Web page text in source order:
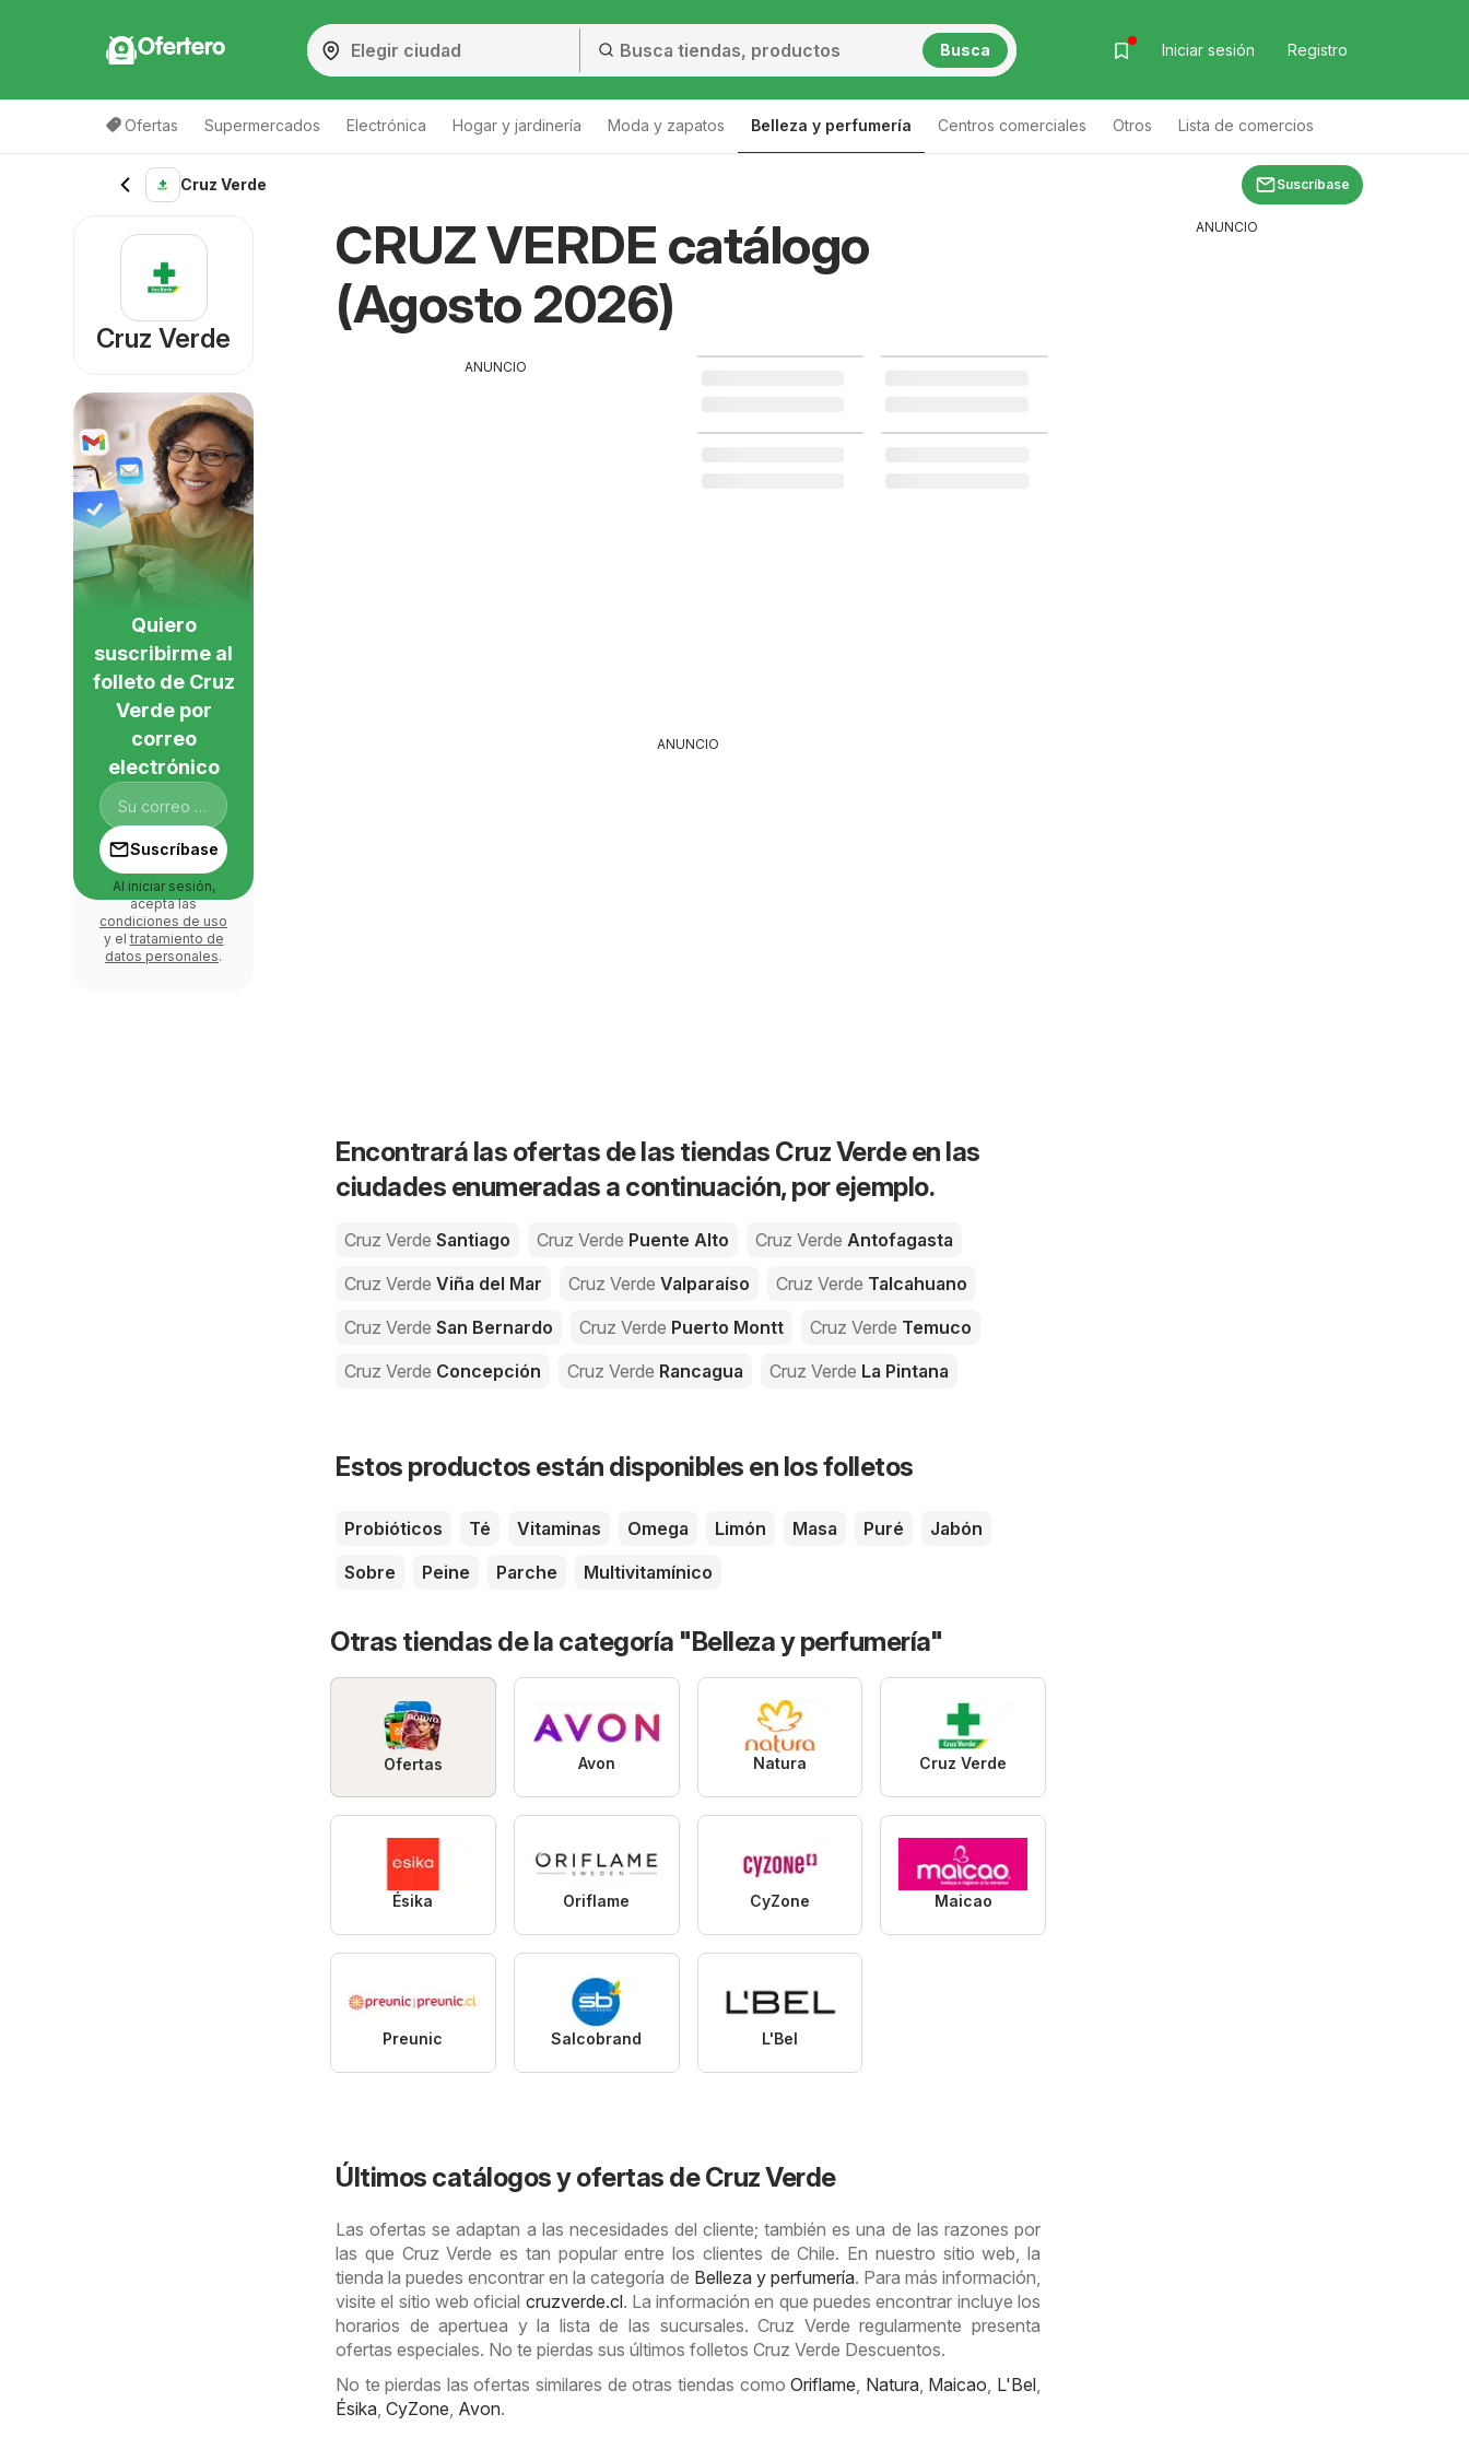
Ofertero Busca Iniciar sesión Registro
Ofertas Supermercados Electrónica Hogar y jardinería Moda y zapatos Belleza y perfumería Centros comerciales Otros Lista de comercios
Cruz Verde Suscríbase
CRUZ VERDE catálogo
(Agosto 2026)
ANUNCIO
ANUNCIO
Encontrará las ofertas de las tiendas Cruz Verde en las
ciudades enumeradas a continuación, por ejemplo.
Cruz Verde Santiago Cruz Verde Puente Alto Cruz Verde Antofagasta
Cruz Verde Viña del Mar Cruz Verde Valparaíso Cruz Verde Talcahuano
Cruz Verde San Bernardo Cruz Verde Puerto Montt Cruz Verde Temuco
Cruz Verde Concepción Cruz Verde Rancagua Cruz Verde La Pintana
Estos productos están disponibles en los folletos
Probióticos Té Vitaminas Omega Limón Masa Puré
Jabón
Sobre
Peine Parche Multivitamínico
Otras tiendas de la categoría "Belleza y perfumería"
Ofertas Avon Natura Cruz Verde
Ésika Oriflame CyZone Maicao
Preunic Salcobrand L'Bel
Últimos catálogos y ofertas de Cruz Verde
Las ofertas se adaptan a las necesidades del cliente; también es una de las razones por
las que Cruz Verde es tan popular entre los clientes de Chile. En nuestro sitio web, la
tienda la puedes encontrar en la categoría de Belleza y perfumería. Para más información,
visite el sitio web oficial cruzverde.cl. La información en que puedes encontrar incluye los
horarios de apertuea y la lista de las sucursales. Cruz Verde regularmente presenta
ofertas especiales. No te pierdas sus últimos folletos Cruz Verde Descuentos.
No te pierdas las ofertas similares de otras tiendas comoOriflame, Natura, Maicao, L'Bel,
Ésika, CyZone, Avon.
Cruz Verde
Quiero
suscribirme al
folleto de Cruz
Verde por
correo
electrónico
Suscríbase
Al iniciar sesión,
acepta las
condiciones de uso
y el tratamiento de
datos personales.
ANUNCIO